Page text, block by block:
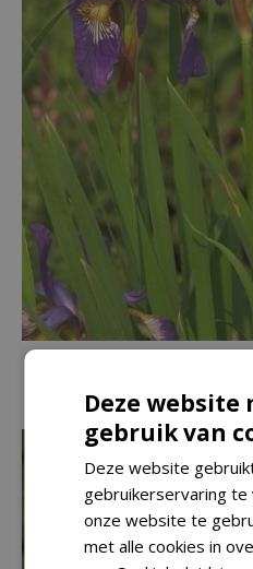
Deze website
gebruik van
Deze website
gebruikerservaring
onze website te
met alle cookies in